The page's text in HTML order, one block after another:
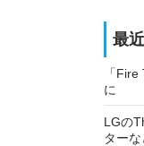
最
「
に
LGの
ター